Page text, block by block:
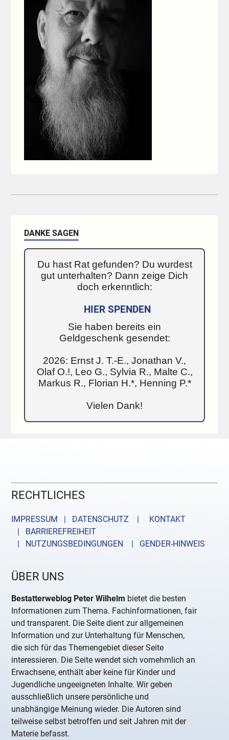
DANKE SAGEN
Du hast Rat gefunden? Du wurdest
gut unterhalten? Dann zeige Dich
doch erkenntlich:
HIER SPENDEN
Sie haben bereits ein
Geldgeschenk gesendet:
2026: Ernst J. T.-E., Jonathan V.,
Olaf O.!, Leo G., Sylvia R., Malte C.,
Markus R., Florian H.*, Henning P.*
Vielen Dank!
RECHTLICHES
IMPRESSUM | DATENSCHUTZ |
KONTAKT
| BARRIEREFREIHEIT
| NUTZUNGSBEDINGUNGEN
| GENDER-HINWEIS
ÜBER UNS
Bestatterweblog Peter Wilhelm bietet die besten
Informationen zum Thema. Fachinformationen, fair
und transparent. Die Seite dient zur allgemeinen
Information und zur Unterhaltung für Menschen,
die sich für das Themengebiet dieser Seite
interessieren. Die Seite wendet sich vornehmlich an
Erwachsene, enthält aber keine für Kinder und
Jugendliche ungeeigneten Inhalte. Wir geben
ausschließlich unsere persönliche und
unabhängige Meinung wieder. Die Autoren sind
teilweise selbst betroffen und seit Jahren mit der
Materie befasst.